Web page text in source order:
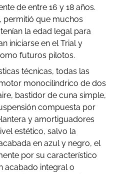
de entre 16 y 18 años.
permitió que muchos
la edad legal para
iniciarse en el Trial y
futuros pilotos.
técnicas, todas las
monocilíndrico de dos
bastidor de cuna simple,
compuesta por
y amortiguadores
estético, salvo la
en azul y negro, el
por su característico
acabado integral o